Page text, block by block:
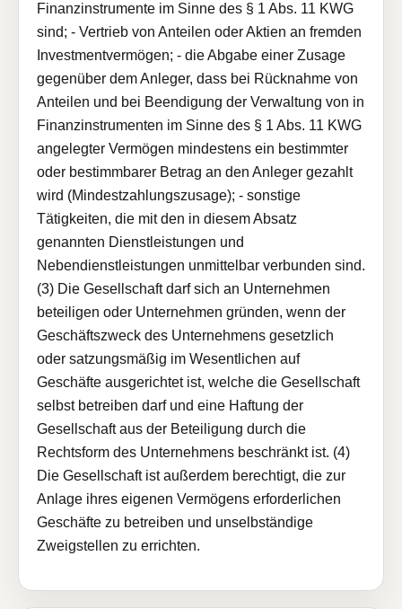
Finanzinstrumente im Sinne des § 1 Abs. 11 KWG
sind; - Vertrieb von Anteilen oder Aktien an fremden
Investmentvermögen; - die Abgabe einer Zusage
gegenüber dem Anleger, dass bei Rücknahme von
Anteilen und bei Beendigung der Verwaltung von in
Finanzinstrumenten im Sinne des § 1 Abs. 11 KWG
angelegter Vermögen mindestens ein bestimmter
oder bestimmbarer Betrag an den Anleger gezahlt
wird (Mindestzahlungszusage); - sonstige
Tätigkeiten, die mit den in diesem Absatz
genannten Dienstleistungen und
Nebendienstleistungen unmittelbar verbunden sind.
(3) Die Gesellschaft darf sich an Unternehmen
beteiligen oder Unternehmen gründen, wenn der
Geschäftszweck des Unternehmens gesetzlich
oder satzungsmäßig im Wesentlichen auf
Geschäfte ausgerichtet ist, welche die Gesellschaft
selbst betreiben darf und eine Haftung der
Gesellschaft aus der Beteiligung durch die
Rechtsform des Unternehmens beschränkt ist. (4)
Die Gesellschaft ist außerdem berechtigt, die zur
Anlage ihres eigenen Vermögens erforderlichen
Geschäfte zu betreiben und unselbständige
Zweigstellen zu errichten.